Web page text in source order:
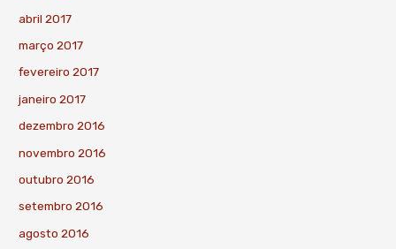
abril 2017
março 2017
fevereiro 2017
janeiro 2017
dezembro 2016
novembro 2016
outubro 2016
setembro 2016
agosto 2016